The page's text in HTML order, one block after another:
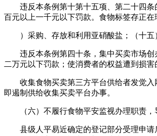
违反本条例第十第十五项、第二十四条
百元以上一千元以下罚款。食物标签存正
）采购、存放和利用亚硝酸盐；（十五
违反本条例第四十条，集中买卖市场创
二万元以下罚款；使消费者的权益遭到损
收集食物买卖第三方平台供给者发觉入
即遏制供给收集买卖平台办事。
（六）不履行食物平安监视办理职责，
县级人平易近确定的登记部分受理申请